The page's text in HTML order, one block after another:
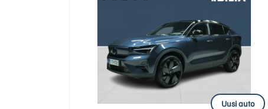
Uusi auto